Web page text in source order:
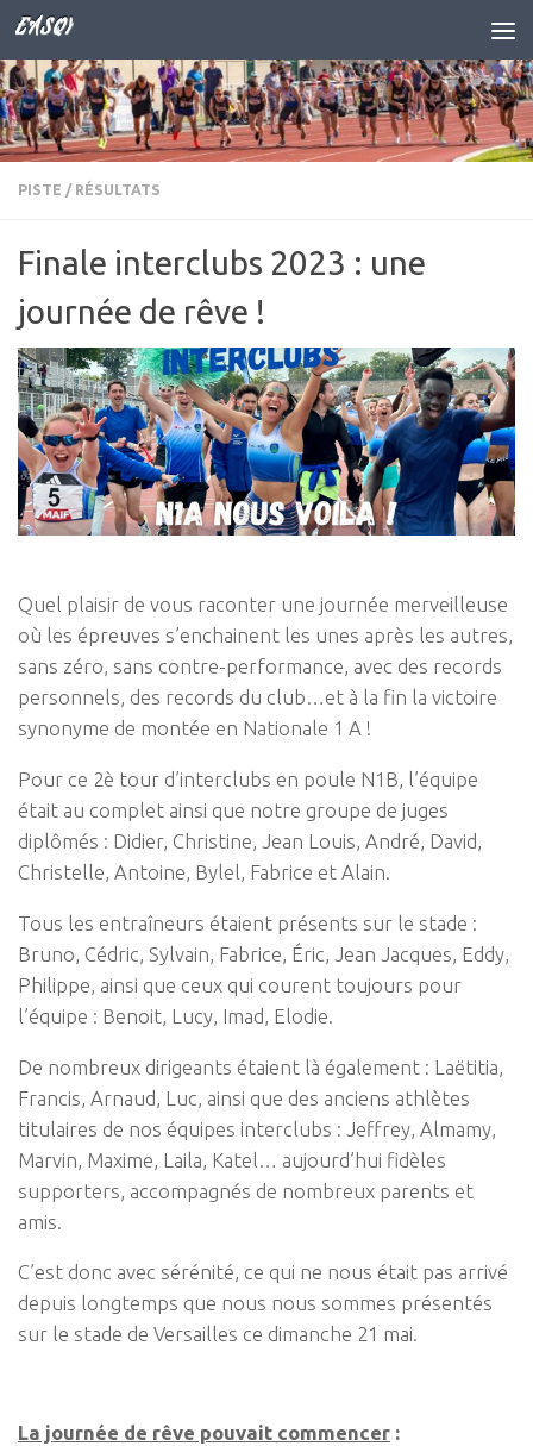
Skip to content
EASQY
PISTE / RÉSULTATS
Finale interclubs 2023 : une
journée de rêve !
Quel plaisir de vous raconter une journée merveilleuse
où les épreuves s’enchainent les unes après les autres,
sans zéro, sans contre-performance, avec des records
personnels, des records du club…et à la fin la victoire
synonyme de montée en Nationale 1 A !
Pour ce 2è tour d’interclubs en poule N1B, l’équipe
était au complet ainsi que notre groupe de juges
diplômés : Didier, Christine, Jean Louis, André, David,
Christelle, Antoine, Bylel, Fabrice et Alain.
Tous les entraîneurs étaient présents sur le stade :
Bruno, Cédric, Sylvain, Fabrice, Éric, Jean Jacques, Eddy,
Philippe, ainsi que ceux qui courent toujours pour
l’équipe : Benoit, Lucy, Imad, Elodie.
De nombreux dirigeants étaient là également : Laëtitia,
Francis, Arnaud, Luc, ainsi que des anciens athlètes
titulaires de nos équipes interclubs : Jeffrey, Almamy,
Marvin, Maxime, Laila, Katel… aujourd’hui fidèles
supporters, accompagnés de nombreux parents et
amis.
C’est donc avec sérénité, ce qui ne nous était pas arrivé
depuis longtemps que nous nous sommes présentés
sur le stade de Versailles ce dimanche 21 mai.
La journée de rêve pouvait commencer :